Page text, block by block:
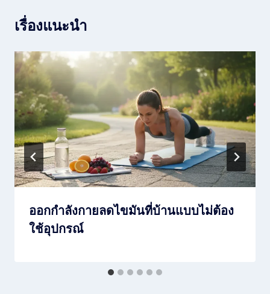
เรื่องแนะนำ
ออกกำลังกายลดไขมันที่บ้านแบบไม่ต้อง
ใช้อุปกรณ์